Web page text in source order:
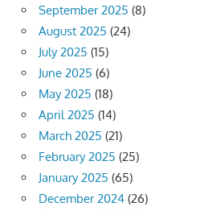
September 2025 (8)
August 2025 (24)
July 2025 (15)
June 2025 (6)
May 2025 (18)
April 2025 (14)
March 2025 (21)
February 2025 (25)
January 2025 (65)
December 2024 (26)